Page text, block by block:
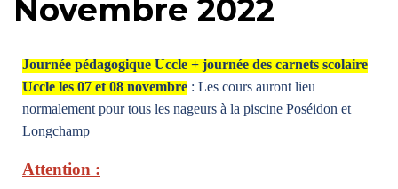
periscolaire.berkendael@apeee-bxl1-
BE91 3631 6790 0976
Activités périscolaires Uccle
+32 (0)2 375 31 35
Novembre 2022
Journée pédagogique Uccle + journée des carnets scolaire
Uccle les 07 et 08 novembre : Les cours auront lieu
normalement pour tous les nageurs à la piscine Poséidon et
Longchamp
Attention :